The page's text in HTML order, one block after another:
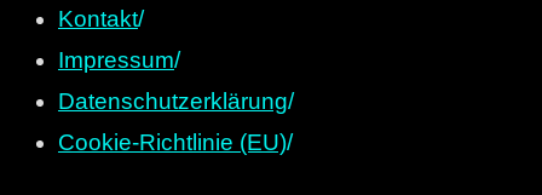
Club
Sanitätsstelle,
27.02.2015"
HimmelfahrtsTreibsand
am
9.
Mai"
Kontakt/
Impressum/
Datenschutzerklärung/
Cookie-Richtlinie (EU)/